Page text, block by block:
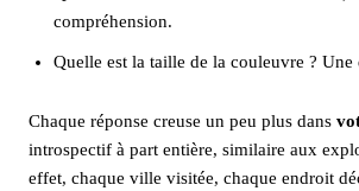
compréhension.
Quelle est la taille de la couleuvre ?
Chaque réponse creuse un peu plus dans
introspectif à part entière, similaire aux
effet, chaque ville visitée, chaque endroit